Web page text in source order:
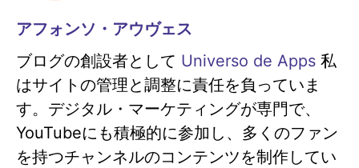
アフォンソ・アウヴェス
ブログの創設者として Universo de Apps 私
はサイトの管理と調整に責任を負っていま
す。デジタル・マーケティングが専門で、
YouTubeにも積極的に参加し、多くのファン
を持つチャンネルのコンテンツを制作してい